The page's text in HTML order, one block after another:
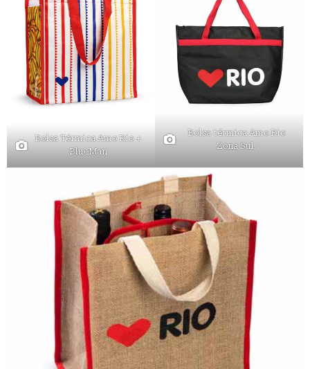
Bolsa Térmica Amo Rio +
BlueMan
Bolsa térmica Amo Rio
Zona Sul.